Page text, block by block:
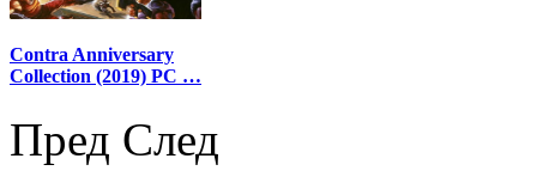
Contra Anniversary
Collection (2019) PC …
Пред След